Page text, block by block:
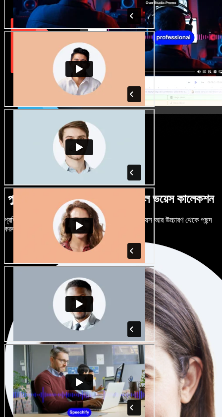
পুরুষ-নারী ভেদে নানান উচ্চারণে বিশাল ভয়েস কালেকশন
প্রতিটি প্রজেক্টকে আলাদা শোনাতে দিন। শত শত AI ভয়েস আর উচ্চারণ থেকে পছন্দ
করুন, নিজের মতো টিউন করুন।